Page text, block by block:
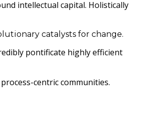
intellectual capital. Holistically
catalysts for change.
pontificate highly efficient
centric communities.